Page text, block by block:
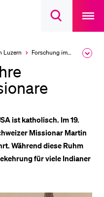
Suchdialog
main
Luzern Forschung im Fokus
ist katholisch. Im 19.
Missionar Martin
Während diese Ruhm
für viele Indianer